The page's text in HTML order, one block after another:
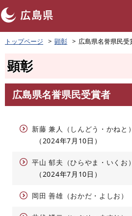
ペ
ー
頭
す
トップページ 顕彰 広島県名誉県民受
顕彰
文
広島県名誉県民受賞者
新藤 兼人（しんどう・かねと）
2024年7月10日
平山 郁夫（ひらやま・いくお）
2024年7月10日
岡田 善雄（おかだ・よしお）